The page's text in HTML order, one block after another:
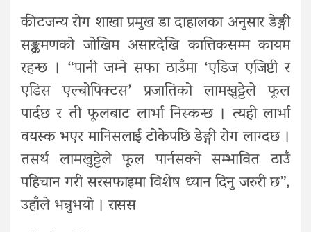
कीटजन्य रोग शाखा प्रमुख डा दाहालका अनुसार डेङ्गी
सङ्क्रमणको जोखिम असारदेखि कात्तिकसम्म कायम
रहन्छ । “पानी जम्ने सफा ठाउँमा ‘एडिज एजिप्टी र
एडिस एल्बोपिक्टस’ प्रजातिको लामखुट्टेले फूल
पार्दछ र ती फूलबाट लार्भा निस्कन्छ । त्यही लार्भा
वयस्क भएर मानिसलाई टोकेपछि डेङ्गी रोग लाग्दछ ।
तसर्थ लामखुट्टेले फूल पार्नसक्ने सम्भावित ठाउँ
पहिचान गरी सरसफाइमा विशेष ध्यान दिनु जरुरी छ”,
उहाँले भन्नुभयो । रासस